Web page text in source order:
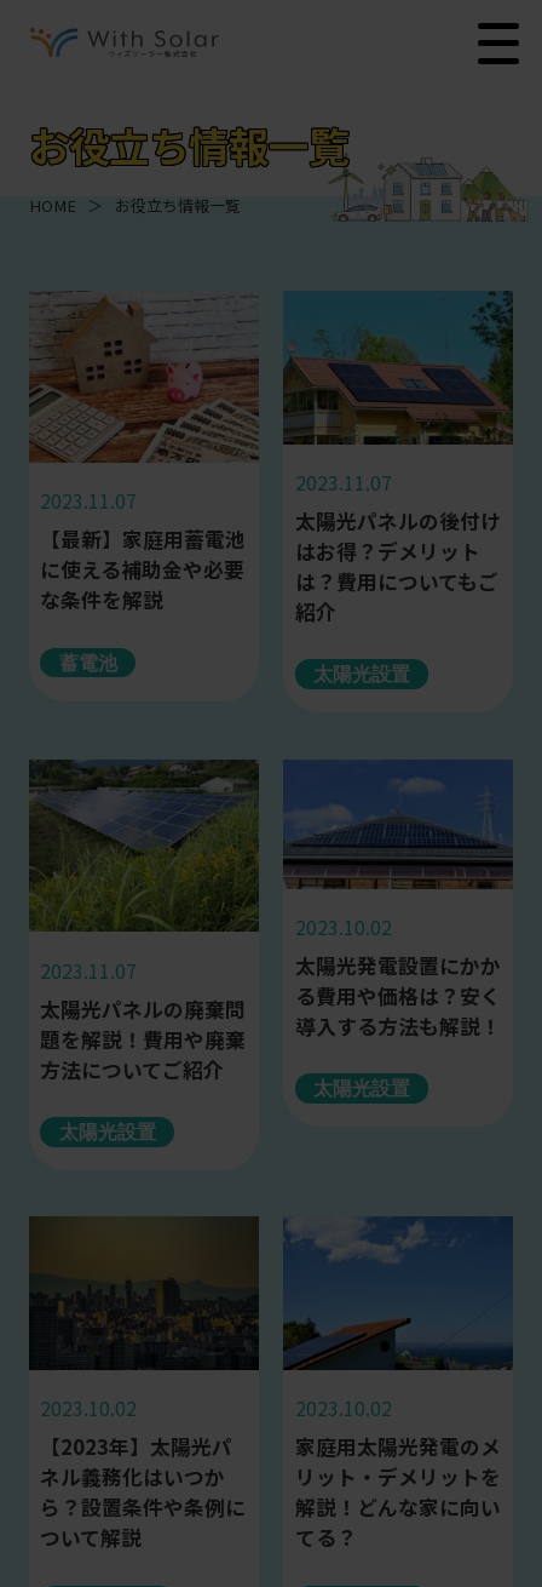
お役立ち情報一覧
HOME ＞ お役立ち情報一覧
2023.11.07
【最新】家庭用蓄電池
に使える補助金や必要
な条件を解説
蓄電池
2023.11.07
太陽光パネルの後付け
はお得？デメリット
は？費用についてもご
紹介
太陽光設置
2023.11.07
太陽光パネルの廃棄問
題を解説！費用や廃棄
方法についてご紹介
太陽光設置
2023.10.02
太陽光発電設置にかか
る費用や価格は？安く
導入する方法も解説！
太陽光設置
2023.10.02
【2023年】太陽光パ
ネル義務化はいつか
ら？設置条件や条例に
ついて解説
2023.10.02
家庭用太陽光発電のメ
リット・デメリットを
解説！どんな家に向い
てる？